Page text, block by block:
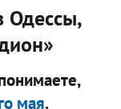
Одессы,
мая.